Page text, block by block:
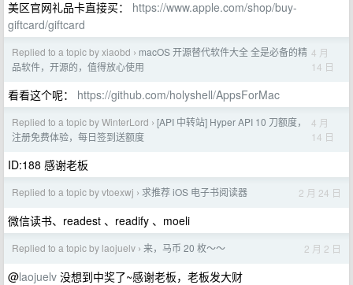
美区官网礼品卡直接买： https://www.apple.com/shop/buy-
giftcard/giftcard
Replied to a topic by xiaobd › macOS 开源替代软件大全 全是必备的精
品软件，开源的，值得放心使用
4 月
14 日
看看这个呢： https://github.com/holyshell/AppsForMac
Replied to a topic by WinterLord › [API 中转站] Hyper API 10 刀额度，
注册免费体验，每日签到送额度
4 月
14 日
ID:188 感谢老板
Replied to a topic by vtoexwj › 求推荐 iOS 电子书阅读器 2 月 24 日
微信读书、readest 、readify 、moeli
Replied to a topic by laojuelv › 来，马币 20 枚～～ 2 月 2 日
@laojuelv 没想到中奖了~感谢老板，老板发大财